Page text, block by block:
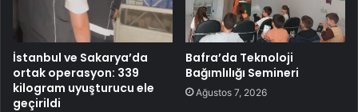
İstanbul ve Sakarya’da
ortak operasyon: 339
kilogram uyuşturucu ele
geçirildi
Bafra’da Teknoloji
Bağımlılığı Semineri
Ağustos 7, 2026